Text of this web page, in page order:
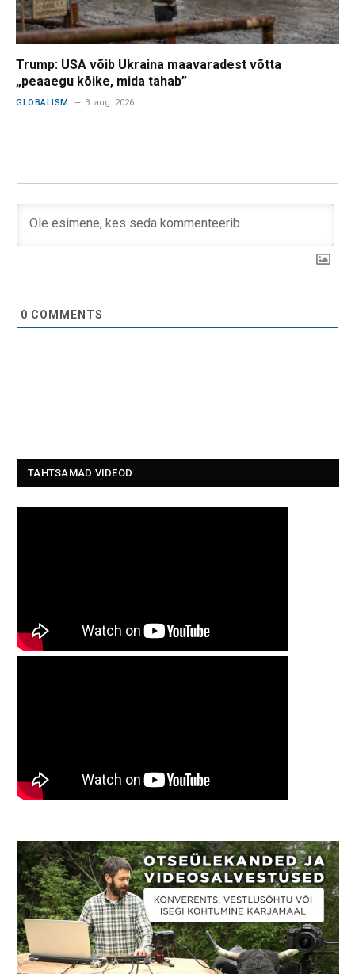
Trump: USA võib Ukraina maavaradest võtta
„peaaegu kõike, mida tahab”
GLOBALISM 3. aug. 2026
0 COMMENTS
TÄHTSAMAD VIDEOD